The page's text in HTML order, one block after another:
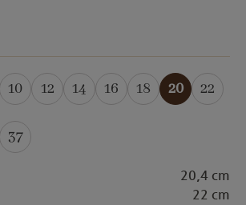
ist zurzeit nicht verfügbar.)
ist zurzeit nicht verfügbar.)
Option ist zurzeit nicht
10
(Diese Option ist zurzeit nicht
12
(Diese Option ist zurzeit
14
(Diese Option ist
16
(Diese Option ist
18
(Diese Option
20 22
37
(Diese Option ist zurzeit nicht
20,4 cm
22 cm